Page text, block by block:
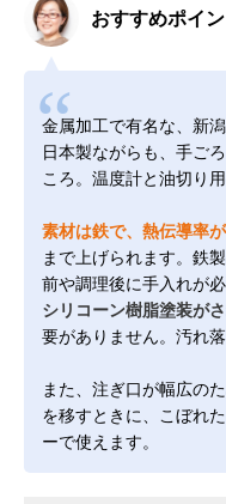
おすすめポイン
金属加工で有名な、新
日本製ながらも、手ご
ころ。温度計と油切り
素材は鉄で、熱伝導率
まで上げられます。鉄
前や調理後に手入れが
シリコーン樹脂塗装が
要がありません。汚れ
また、注ぎ口が幅広の
を移すときに、こぼれ
ーで使えます。